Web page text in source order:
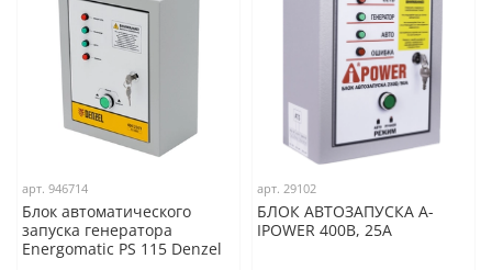
арт.946714
Блок автоматического
запуска генератора
Energomatic PS 115 Denzel
арт. 29102
БЛОК АВТОЗАПУСКА A-
IPOWER 400В, 25А